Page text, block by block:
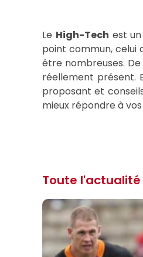
Le High-Tech est
point commun, celui
être nombreuses.
réellement présent.
proposant et
mieux répondre à
Toute l'actualité